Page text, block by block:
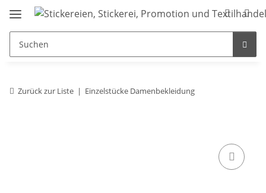
Zurück zur Liste Einzelstücke Damenbekleidung